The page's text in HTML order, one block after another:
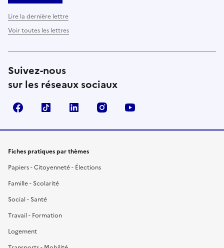
Lire la dernière lettre
Voir toutes les lettres
Suivez-nous
sur les réseaux sociaux
FacebookTikTok LinkedIn Instagram
Fiches pratiques par thèmes
Papiers - Citoyenneté - Élections
Famille - Scolarité
Social - Santé
Travail - Formation
Logement